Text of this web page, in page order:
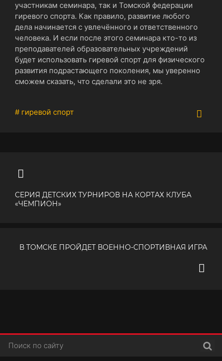
участникам семинара, так и Томской федерации
гиревого спорта. Как правило, развитие любого
дела начинается с увлечённого и ответственного
человека. И если после этого семинара кто-то из
преподавателей образовательных учреждений
будет использовать гиревой спорт для физического
развития подрастающего поколения, мы уверенно
сможем сказать, что сделали это не зря.
# гиревой спорт
СЕРИЯ ДЕТСКИХ ТУРНИРОВ НА КОРТАХ КЛУБА
«ЧЕМПИОН»
В ТОМСКЕ ПРОЙДЕТ ВОЕННО-СПОРТИВНАЯ ИГРА